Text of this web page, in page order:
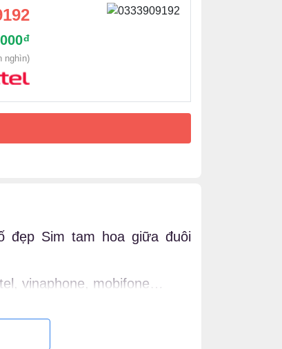
đ
nghìn)
đẹp Sim tam hoa giữa đuôi
vinaphone, mobifone…